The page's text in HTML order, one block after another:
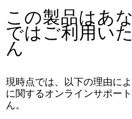
この製品はあ
ではご利用い
ん
現時点では、以下の理由に
に関するオンラインサポー
ん。